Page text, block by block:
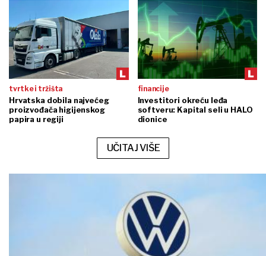
tvrtke i tržišta
Hrvatska dobila najvećeg
proizvođača higijenskog
papira u regiji
financije
Investitori okreću leđa
softveru: Kapital seli u HALO
dionice
UČITAJ VIŠE